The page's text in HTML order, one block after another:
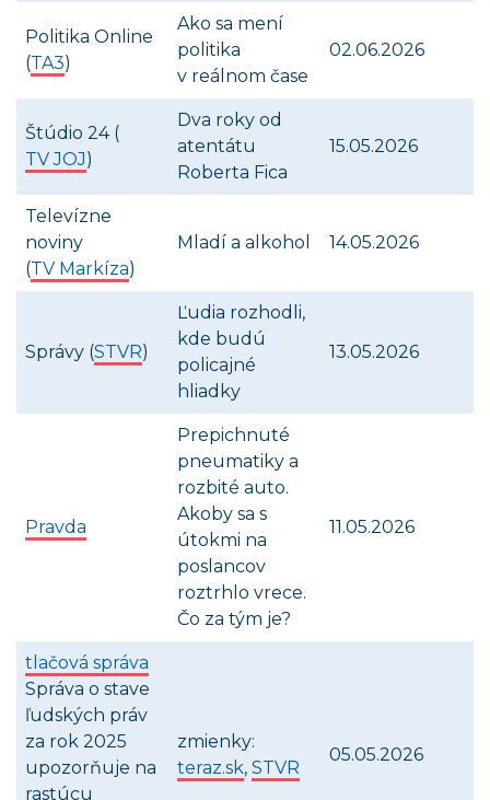
Politika Online
(TA3)
Ako sa mení
politika
v reálnom čase
02.06.2026
Štúdio 24 (
TV JOJ)
Dva roky od
atentátu
Roberta Fica
15.05.2026
Televízne
noviny
(TV Markíza)
Mladí a alkohol 14.05.2026
Správy (STVR)
Ľudia rozhodli,
kde budú
policajné
hliadky
13.05.2026
Pravda
Prepichnuté
pneumatiky a
rozbité auto.
Akoby sa s
útokmi na
poslancov
roztrhlo vrece.
Čo za tým je?
11.05.2026
tlačová správa
Správa o stave
ľudských práv
za rok 2025
upozorňuje na
rastúcu
zmienky:
teraz.sk, STVR
05.05.2026